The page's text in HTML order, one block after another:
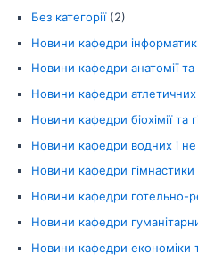
Без категорії(2)
Новини кафедри інформатики
Новини кафедри анатомії та
Новини кафедри атлетичних
Новини кафедри біохімії та
Новини кафедри водних і не
Новини кафедри гімнастики
Новини кафедри готельно-
Новини кафедри
Новини кафедри